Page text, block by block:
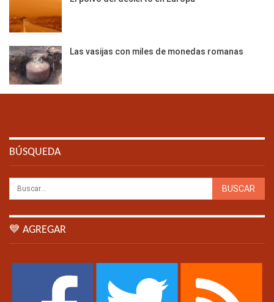
Las vasijas con miles de monedas romanas
BÚSQUEDA
💙 AGREGAR